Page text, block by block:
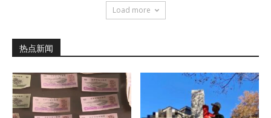
Load more
热点新闻